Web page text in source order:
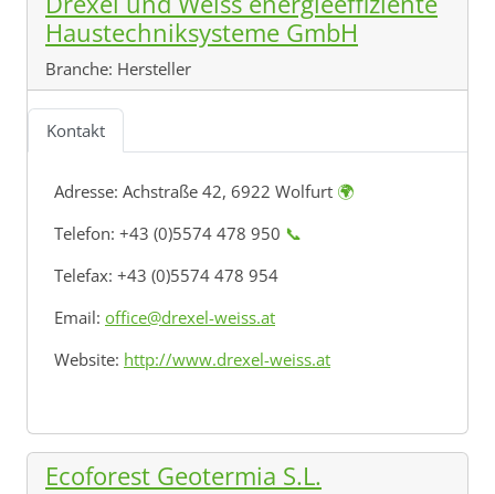
Haustechniksysteme GmbH
Branche: Hersteller
Kontakt
Adresse: Achstraße 42, 6922 Wolfurt 🌍
Telefon: +43 (0)5574 478 950 📞
Telefax: +43 (0)5574 478 954
Email: office@drexel-weiss.at
Website: http://www.drexel-weiss.at
Ecoforest Geotermia S.L.